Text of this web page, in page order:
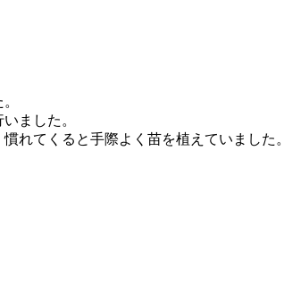
ました。
れてくると手際よく苗を植えていました。